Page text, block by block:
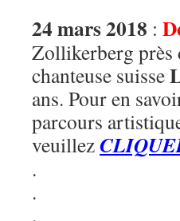
24 mars 2018 :
Zollikerberg près
chanteuse suisse
ans. Pour en
parcours
veuillez
.
.
.